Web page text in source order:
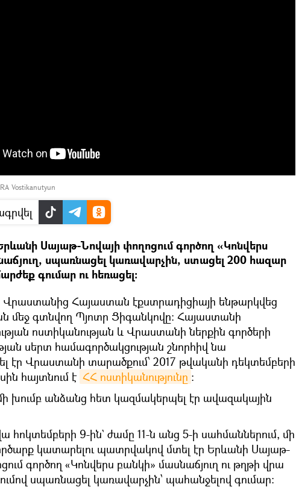
Vostikanutyun
Սայաթ-Նովայի փողոցում գործող «Կոնվերս
սպառնացել կառավարչին, ստացել 200 հազար
գումար ու հեռացել։
Վրաստանից Հայաստան էքստրադիցիայի ենթարկվեց
մեջ գտնվող Պյոտր Ցիգանկովը: Հայաստանի
ոստիկանության և Վրաստանի ներքին գործերի
սերտ համագործակցության շնորհիվ նա
էր Վրաստանի տարածքում՝ 2017 թվականի դեկտեմբերի
հայտնում է ՀՀ ոստիկանությունը ։
խումբ անձանց հետ կազմակերպել էր ավազակային
հոկտեմբերի 9-ին` ժամը 11-ն անց 5-ի սահմաններում, մի
կատարելու պատրվակով մտել էր Երևանի Սայաթ-
գործող «Կոնվերս բանկի» մասնաճյուղ ու թղթի վրա
սպառնացել կառավարչին՝ պահանջելով գումար: